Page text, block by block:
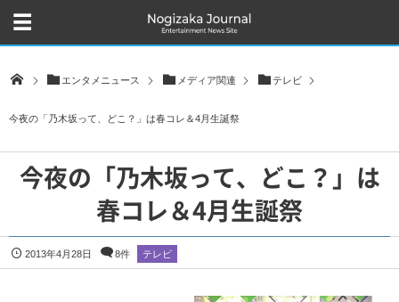
エンタメニュース メディア関連 テレビ
今夜の「乃木坂って、どこ？」は春コレ＆4月生誕祭
今夜の「乃木坂って、どこ？」は
春コレ＆4月生誕祭
2013年4月28日 8件 テレビ